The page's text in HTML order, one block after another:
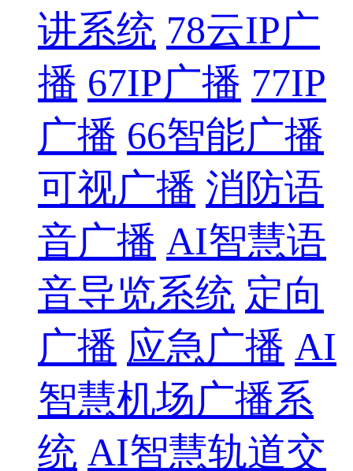
讲系统 78云IP广
播 67IP广播 77IP
广播 66智能广播
可视广播 消防语
音广播 AI智慧语
音导览系统 定向
广播 应急广播 AI
智慧机场广播系
统 AI智慧轨道交